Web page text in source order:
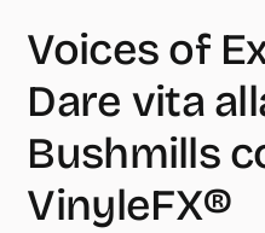
Voices of
Dare vita
Bushmills
VinyleFX®